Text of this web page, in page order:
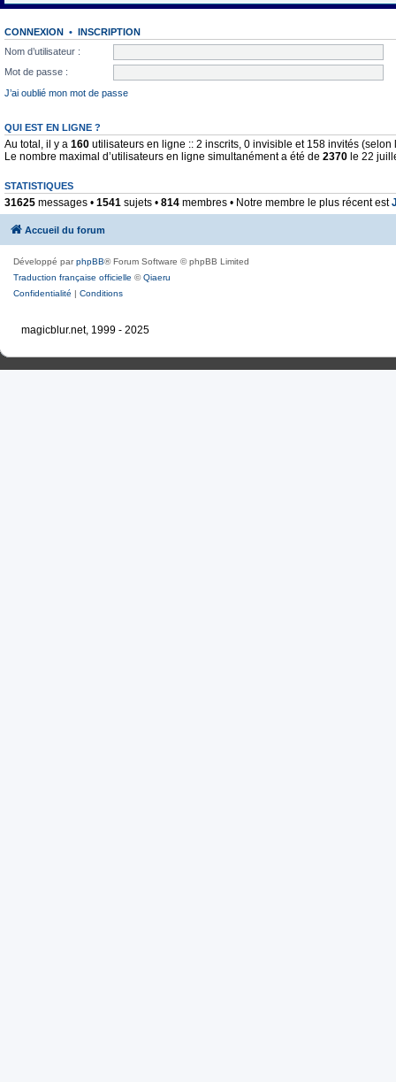
CONNEXION • INSCRIPTION
Nom d’utilisateur :
Mot de passe :
J’ai oublié mon mot de passe
QUI EST EN LIGNE ?
Au total, il y a 160 utilisateurs en ligne :: 2 inscrits, 0 invisible et 158 invités
Le nombre maximal d’utilisateurs en ligne simultanément a été de 2370 le 22
STATISTIQUES
31625 messages • 1541 sujets • 814 membres • Notre membre le plus récent est
Accueil du forum
Développé parphpBB® Forum Software © phpBB Limited
Traduction française officielle ©Qiaeru
Confidentialité | Conditions
magicblur.net, 1999 - 2025